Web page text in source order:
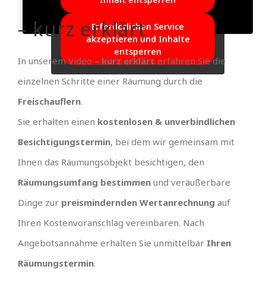
Erforderlichen Service
akzeptieren und Inhalte
entsperren
– kurz erklärt
In unserem Video – kurz erklärt erfahren Sie die
einzelnen Schritte einer Räumung durch die
Freischauflern.
Sie erhalten einen kostenlosen & unverbindlichen
Besichtigungstermin, bei dem wir gemeinsam mit
Ihnen das Räumungsobjekt besichtigen, den
Räumungsumfang bestimmen und veräußerbare
Dinge zur preismindernden Wertanrechnung auf
Ihren Kostenvoranschlag vereinbaren. Nach
Angebotsannahme erhalten Sie unmittelbar Ihren
Räumungstermin.